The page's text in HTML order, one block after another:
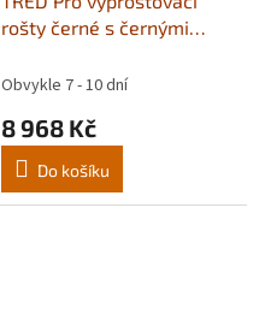
rošty černé s černými
Obvykle 7 - 10 dní
8 968 Kč
Do košíku